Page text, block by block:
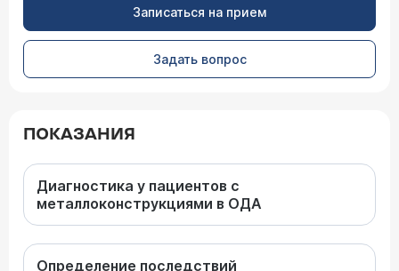
Записаться на прием
Задать вопрос
ПОКАЗАНИЯ
Диагностика у пациентов с
металлоконструкциями в ОДА
Определение последствий